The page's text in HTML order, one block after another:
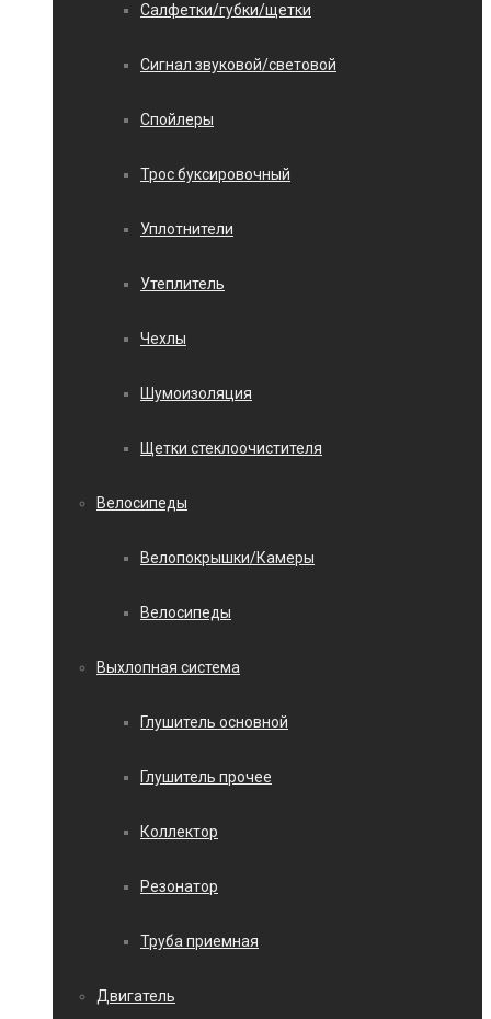
Салфетки/губки/щетки
Сигнал звуковой/световой
Спойлеры
Трос буксировочный
Уплотнители
Утеплитель
Чехлы
Шумоизоляция
Щетки стеклоочистителя
Велосипеды
Велопокрышки/Камеры
Велосипеды
Выхлопная система
Глушитель основной
Глушитель прочее
Коллектор
Резонатор
Труба приемная
Двигатель